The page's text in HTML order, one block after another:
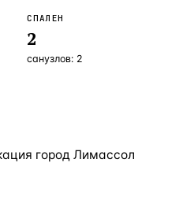
СПАЛЕН
2
санузлов: 2
город Лимассол